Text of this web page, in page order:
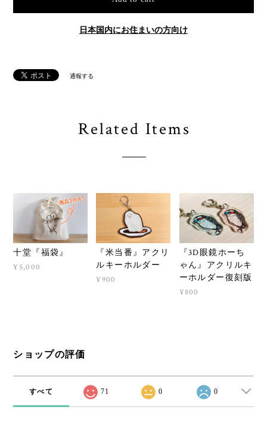
日本国内にお住まいの方向け
通報する
Related Items
十堂『福袋』
¥5,000
『米当番』アクリ
ルキーホルダー
¥900
『3D眼鏡ホーち
ゃん』アクリルキ
ーホルダー復刻版
¥800
ショップの評価
すべて 71 0 0